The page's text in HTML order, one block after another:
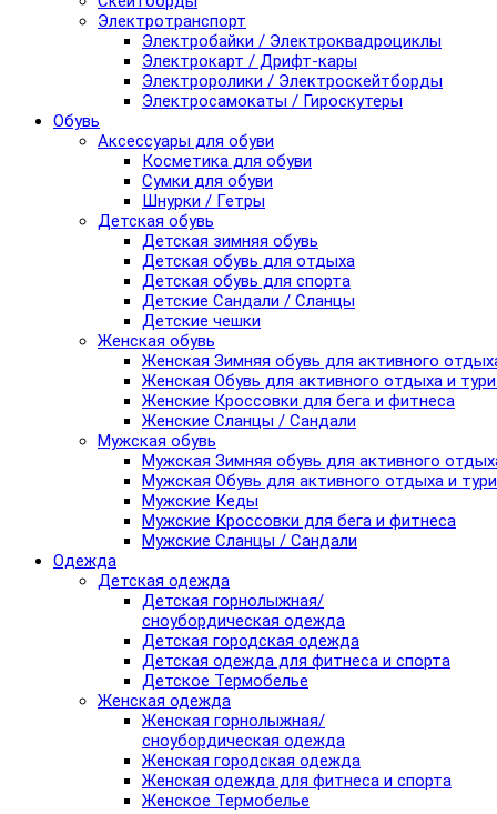
Электротранспорт
Электробайки / Электроквадроциклы
Электрокарт / Дрифт-кары
Электроролики / Электроскейтборды
Электросамокаты / Гироскутеры
Обувь
Аксессуары для обуви
Косметика для обуви
Сумки для обуви
Шнурки / Гетры
Детская обувь
Детская зимняя обувь
Детская обувь для отдыха
Детская обувь для спорта
Детские Сандали / Сланцы
Детские чешки
Женская обувь
Женская Зимняя обувь для активного
Женская Обувь для активного отдыха и
Женские Кроссовки для бега и фитнеса
Женские Сланцы / Сандали
Мужская обувь
Мужская Зимняя обувь для активного
Мужская Обувь для активного отдыха и
Мужские Кеды
Мужские Кроссовки для бега и фитнеса
Мужские Сланцы / Сандали
Одежда
Детская одежда
Детская горнолыжная/
сноубордическая одежда
Детская городская одежда
Детская одежда для фитнеса и спорта
Детское Термобелье
Женская одежда
Женская горнолыжная/
сноубордическая одежда
Женская городская одежда
Женская одежда для фитнеса и спорта
Женское Термобелье